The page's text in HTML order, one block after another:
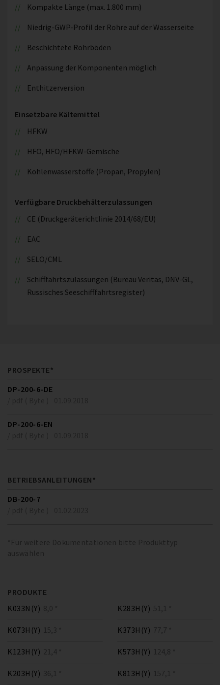
Kompakte Länge (max. 1.800 mm)
Niedrig-GWP-Profil der Rohre auf der Wasserseite
Beschichtete Rohrböden
Anpassung der Komponenten möglich
Enthitzerversion
Einsetzbare Kältemittel
HFKW
HFO, HFO/HFKW-Gemische
Kohlenwasserstoffe (Propan, Propylen)
Verfügbare Druckbehälterzulassungen
CE (Druckgeräterichtlinie 2014/68/EU)
EAC
SELO/CML
Schifffahrtszulassungen (Bureau Veritas, DNV-GL,
Russisches Seeschifffahrtsregister)
PROSPEKTE*
DP-200-6-DE
DP-200-6-EN
BETRIEBSANLEITUNGEN*
DB-200-7
*Für weitere Dokumentationen bitte Produkttyp
auswählen
PRODUKTE
K033N(Y) 8,0 *
K073H(Y) 15,3 *
K123H(Y) 21,4 *
K203H(Y) 36,1 *
K283H(Y) 51,1 *
K373H(Y) 77,7 *
K573H(Y) 124,8 *
K813H(Y) 157,1 *